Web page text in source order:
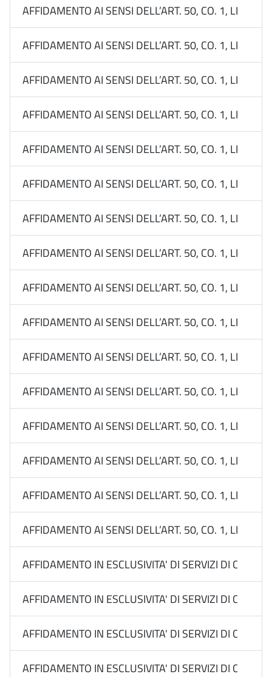
AFFIDAMENTO AI SENSI DELL’ART. 50, CO. 1, LETT.
AFFIDAMENTO AI SENSI DELL’ART. 50, CO. 1, LETT.
AFFIDAMENTO AI SENSI DELL’ART. 50, CO. 1, LETT.
AFFIDAMENTO AI SENSI DELL’ART. 50, CO. 1, LETT.
AFFIDAMENTO AI SENSI DELL’ART. 50, CO. 1, LETT.
AFFIDAMENTO AI SENSI DELL’ART. 50, CO. 1, LETT.
AFFIDAMENTO AI SENSI DELL’ART. 50, CO. 1, LETT.
AFFIDAMENTO AI SENSI DELL’ART. 50, CO. 1, LETT.
AFFIDAMENTO AI SENSI DELL’ART. 50, CO. 1, LETT.
AFFIDAMENTO AI SENSI DELL’ART. 50, CO. 1, LETT.
AFFIDAMENTO AI SENSI DELL’ART. 50, CO. 1, LETT.
AFFIDAMENTO AI SENSI DELL’ART. 50, CO. 1, LETT.
AFFIDAMENTO AI SENSI DELL’ART. 50, CO. 1, LETT.
AFFIDAMENTO AI SENSI DELL’ART. 50, CO. 1, LETT.
AFFIDAMENTO AI SENSI DELL’ART. 50, CO. 1, LETT.
AFFIDAMENTO AI SENSI DELL’ART. 50, CO. 1, LETT.
AFFIDAMENTO IN ESCLUSIVITA' DI SERVIZI DI
AFFIDAMENTO IN ESCLUSIVITA' DI SERVIZI DI
AFFIDAMENTO IN ESCLUSIVITA' DI SERVIZI DI
AFFIDAMENTO IN ESCLUSIVITA' DI SERVIZI DI